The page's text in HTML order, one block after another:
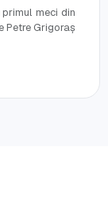
meci din
Petre Grigoraș